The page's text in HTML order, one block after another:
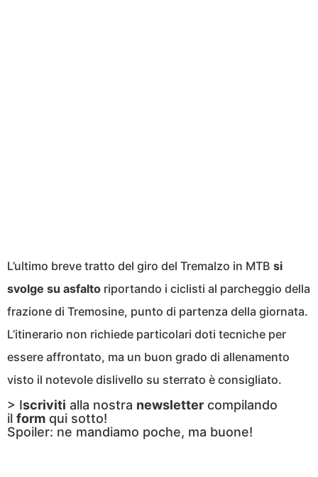
L’ultimo breve tratto del giro del Tremalzo in MTB si
svolge su asfalto riportando i ciclisti al parcheggio della
frazione di Tremosine, punto di partenza della giornata.
L’itinerario non richiede particolari doti tecniche per
essere affrontato, ma un buon grado di allenamento
visto il notevole dislivello su sterrato è consigliato.
> Iscriviti alla nostra newsletter compilando
il form qui sotto!
Spoiler: ne mandiamo poche, ma buone!